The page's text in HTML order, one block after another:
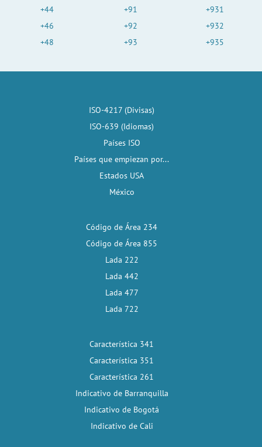
+44
+46
+48
+91
+92
+93
+931
+932
+935
ISO-4217 (Divisas)
ISO-639 (Idiomas)
Países ISO
Países que empiezan por...
Estados USA
México
Código de Área 234
Código de Área 855
Lada 222
Lada 442
Lada 477
Lada 722
Característica 341
Característica 351
Característica 261
Indicativo de Barranquilla
Indicativo de Bogotá
Indicativo de Cali